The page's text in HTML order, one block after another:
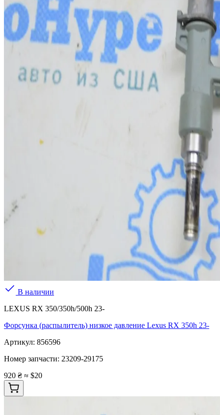
В наличии
LEXUS RX 350/350h/500h 23-
Форсунка (распылитель) низкое давление Lexus RX 350h 23-
Артикул: 856596
Номер запчасти: 23209-29175
920 ₴ ≈ $20